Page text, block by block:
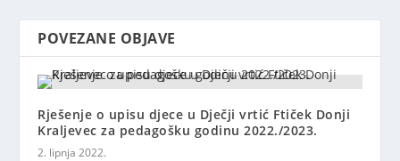
POVEZANE OBJAVE
Rješenje o upisu djece u Dječji vrtić Ftiček Donji
Kraljevec za pedagošku godinu 2022./2023.
2. lipnja 2022.